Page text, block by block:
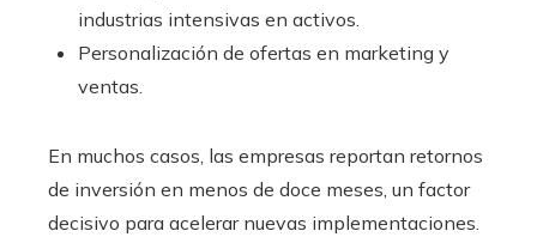
industrias intensivas en activos.
Personalización de ofertas en marketing y
ventas.
En muchos casos, las empresas reportan retornos
de inversión en menos de doce meses, un factor
decisivo para acelerar nuevas implementaciones.